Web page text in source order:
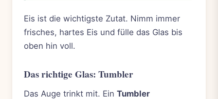
Eis ist die wichtigste Zutat. Nimm immer
frisches, hartes Eis und fülle das Glas bis
oben hin voll.
Das richtige Glas: Tumbler
Das Auge trinkt mit. Ein Tumbler